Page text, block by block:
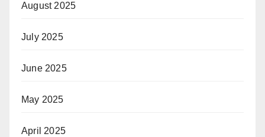
August 2025
July 2025
June 2025
May 2025
April 2025